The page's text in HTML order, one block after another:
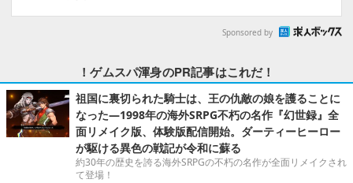
Sponsored by
！ゲムスパ渾身のPR記事はこれだ！
祖国に裏切られた騎士は、王の仇敵の娘を護ることに
なった―1998年の海外SRPG不朽の名作『幻世録』全
面リメイク版、体験版配信開始。ダーティーヒーロー
が駆ける異色の戦記が令和に蘇る
約30年の歴史を誇る海外SRPGの不朽の名作が全面リメイクされ
て登場！